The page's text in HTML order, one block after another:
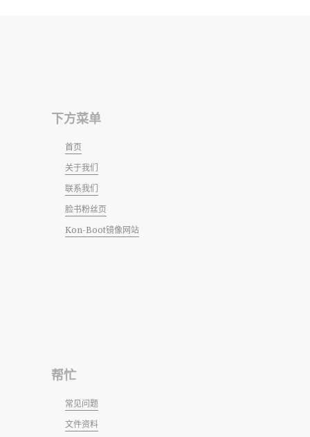
下方菜单
首页
关于我们
联系我们
脸书粉丝页
Kon-Boot镜像网站
帮忙
常见问题
文件资料